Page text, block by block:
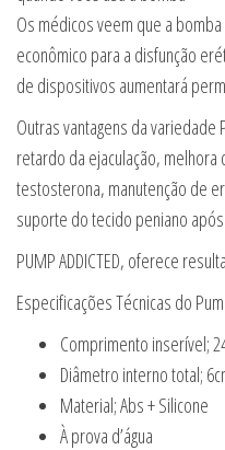
Os médicos veem que a
econômico para a disfunção
de dispositivos aumentará
Outras vantagens da variedade
retardo da ejaculação,
testosterona, manutenção de
suporte do tecido peniano
PUMP ADDICTED, oferece
Especificações Técnicas do
Comprimento inserível;
Diâmetro interno total;
Material; Abs + Silicone
À prova d’água